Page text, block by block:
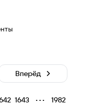
1643 ⋯ 1982
Вперёд